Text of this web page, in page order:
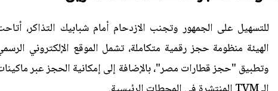
للتسهيل على الجمهور وتجنب الازدحام أمام شبابيك التذاكر،
الهيئة منظومة حجز رقمية متكاملة، تشمل الموقع الإلكتروني
وتطبيق "حجز قطارات مصر"، بالإضافة إلى إمكانية الحجز عبر